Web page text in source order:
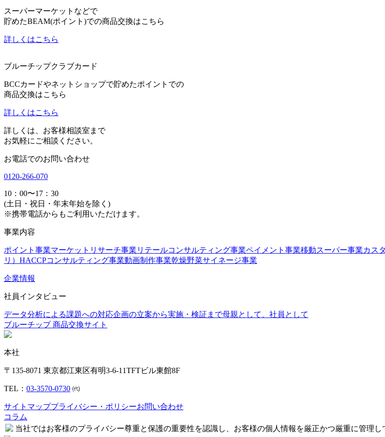
スーパーマーケットなどで
貯めたBEAM(ポイント)での商品交換はこちら
詳しくはこちら
ブルーチップクラブカード
BCCカードやネットショップで貯めたポイントでの
商品交換はこちら
詳しくはこちら
詳しくは、お客様相談室まで
お気軽にご相談ください。
お電話でのお問い合わせ
0120-266-070
10：00〜17：30
(土日・祝日・年末年始を除く)
※携帯電話からもご利用いただけます。
事業内容
ポイント事業マーケットリサーチ事業 リテールコンサルティング事業ペイメント事業移動スーパー事業カス
リ） HACCPコンサルティング事業動画制作事業乾燥野菜サイネージ事業
企業情報
社員インタビュー
データ分析による課題への対応企画の立案から実施・検証まで母親として、社員として
ブルーチップ 商品交換サイト
本社
〒135-8071 東京都江東区有明3-6-11TFTビル東館8F
TEL： 03-3570-0730 ㈹
サイトマッププライバシー・ポリシーお問い合わせ
コラム
当社ではお客様のプライバシー尊重と保護の重要性を認識し、お客様の個人情報を厳正かつ厳重に管理し